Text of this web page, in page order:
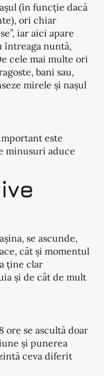
(în funcție dacă
ori chiar
iar aici apare
nuntă,
cele mai multe ori
bani sau,
mirele și nașul
este
minusuri aduce
se ascunde,
cât și momentul
ține clar
și de cât de mult
se ascultă doar
și punerea
ceva diferit